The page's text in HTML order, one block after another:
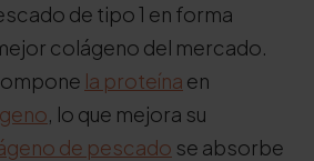
de tipo 1 en forma
colágeno del mercado.
la proteína en
, lo que mejora su
de pescado se absorbe